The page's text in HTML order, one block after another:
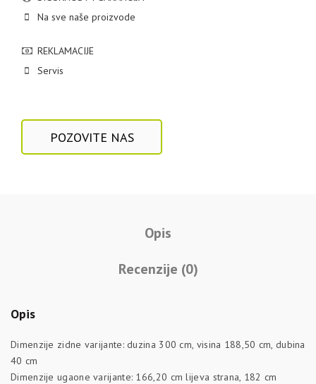
Na sve naše proizvode
REKLAMACIJE
Servis
POZOVITE NAS
Opis
Recenzije (0)
Opis
Dimenzije zidne varijante: duzina 300 cm, visina 188,50 cm, dubina
40 cm
Dimenzije ugaone varijante: 166,20 cm lijeva strana, 182 cm